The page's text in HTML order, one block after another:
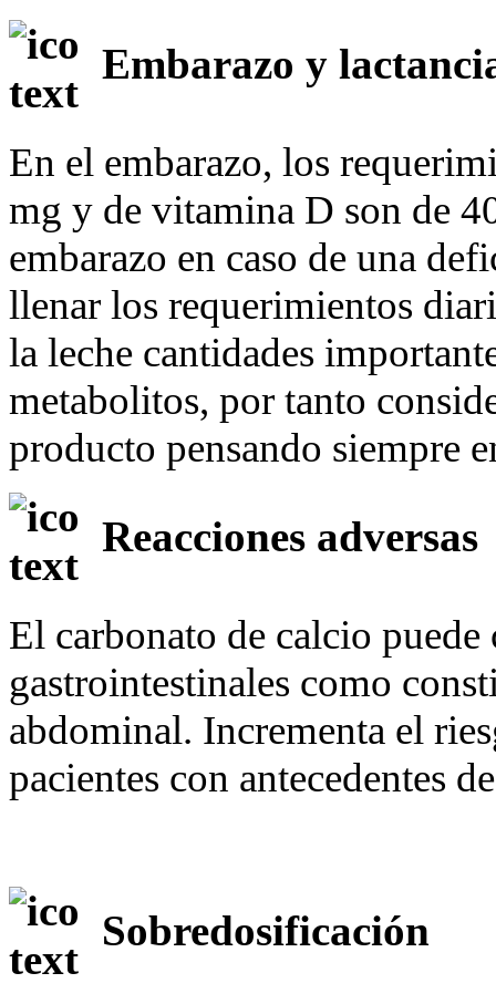
Embarazo y
En el embarazo, los
mg y de vitamina D son de
embarazo en caso de una
llenar los requerimientos
la leche cantidades
metabolitos, por tanto
producto pensando siempre
Reacciones adversas
El carbonato de calcio puede
gastrointestinales como
abdominal. Incrementa el
pacientes con antecedentes
Sobredosificación